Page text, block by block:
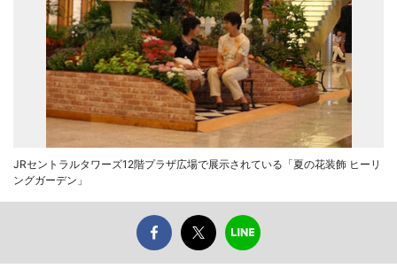
JRセントラルタワーズ12階プラザ広場で展示されている「夏の花装飾 ヒーリ
ングガーデン」